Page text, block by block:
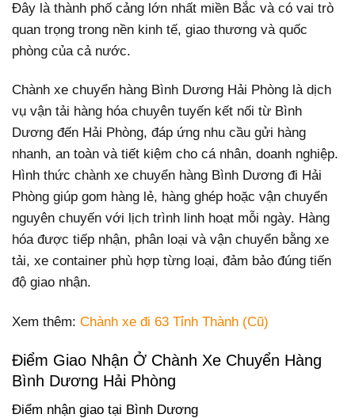
Đây là thành phố cảng lớn nhất miền Bắc và có vai trò
quan trọng trong nền kinh tế, giao thương và quốc
phòng của cả nước.
Chành xe chuyển hàng Bình Dương Hải Phòng là dịch
vụ vận tải hàng hóa chuyên tuyến kết nối từ Bình
Dương đến Hải Phòng, đáp ứng nhu cầu gửi hàng
nhanh, an toàn và tiết kiệm cho cá nhân, doanh nghiệp.
Hình thức chành xe chuyển hàng Bình Dương đi Hải
Phòng giúp gom hàng lẻ, hàng ghép hoặc vận chuyển
nguyên chuyến với lịch trình linh hoạt mỗi ngày. Hàng
hóa được tiếp nhận, phân loại và vận chuyển bằng xe
tải, xe container phù hợp từng loại, đảm bảo đúng tiến
độ giao nhận.
Xem thêm: Chành xe đi 63 Tỉnh Thành (Cũ)
Điểm Giao Nhận Ở Chành Xe Chuyển Hàng
Bình Dương Hải Phòng
Điểm nhận giao tại Bình Dương